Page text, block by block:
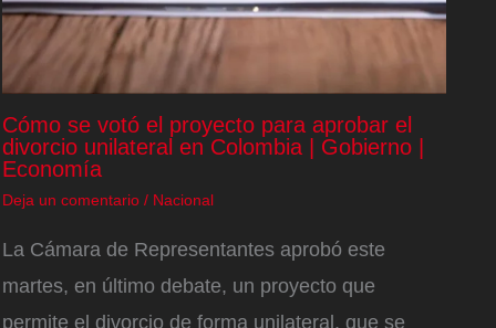
Cómo se votó el proyecto para aprobar el
divorcio unilateral en Colombia | Gobierno |
Economía
Deja un comentario / Nacional
La Cámara de Representantes aprobó este
martes, en último debate, un proyecto que
permite el divorcio de forma unilateral, que se